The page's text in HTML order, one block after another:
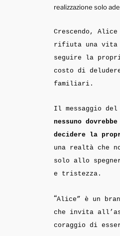
realizzazione solo
Crescendo,
rifiuta una vita
seguire la
costo di
familiari.
Il messaggio
nessuno
decidere la
una realtà che
solo allo
e tristezza.
“Alice” è un
che invita
coraggio di